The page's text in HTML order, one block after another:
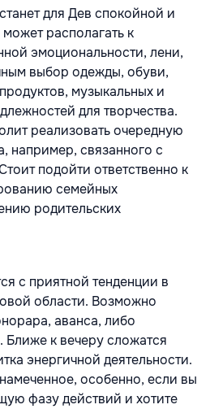
для Дев спокойной и
располагать к
эмоциональности, лени,
выбор одежды, обуви,
музыкальных и
для творчества.
реализовать очередную
например, связанного с
подойти ответственно к
семейных
родительских
с приятной тенденции в
области. Возможно
аванса, либо
Ближе к вечеру сложатся
энергичной деятельности.
особенно, если вы
фазу действий и хотите